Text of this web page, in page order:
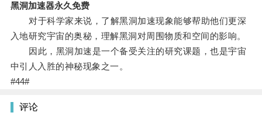
黑洞加速器永久免费
对于科学家来说，了解黑洞加速现象能够帮助他们更深
入地研究宇宙的奥秘，理解黑洞对周围物质和空间的影响。
因此，黑洞加速是一个备受关注的研究课题，也是宇宙
中引人入胜的神秘现象之一。
#44#
评论